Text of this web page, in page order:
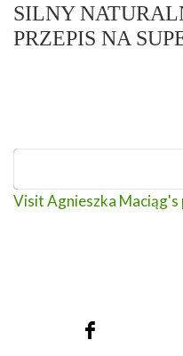
SILNY
PRZEPIS NA
Visit Agnieszka